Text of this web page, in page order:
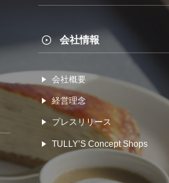
会社情報
会社概要
経営理念
プレスリリース
TULLYʼS Concept Shops